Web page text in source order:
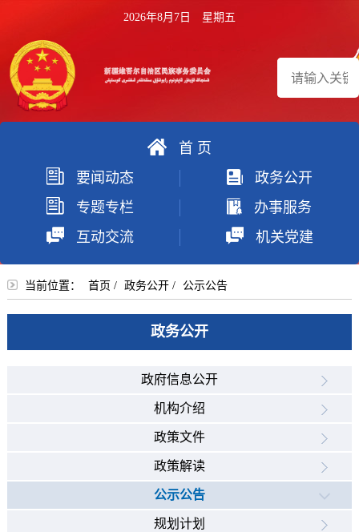
2026年8月7日 星期五
索
首 页
要闻动态
政务公开
专题专栏
办事服务
互动交流
机关党建
当前位置： 首页 / 政务公开/ 公示公告
政务公开
政府信息公开
机构介绍
政策文件
政策解读
公示公告
规划计划